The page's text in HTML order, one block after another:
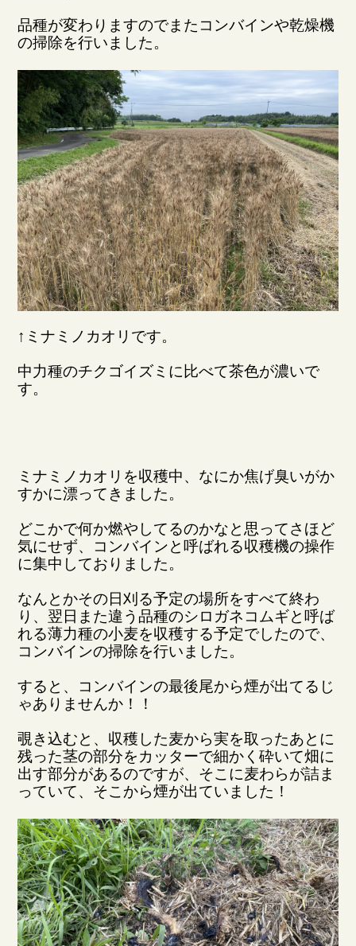
品種が変わりますのでまたコンバインや乾燥機
の掃除を行いました。
↑ミナミノカオリです。
中力種のチクゴイズミに比べて茶色が濃いで
す。
ミナミノカオリを収穫中、なにか焦げ臭いがか
すかに漂ってきました。
どこかで何か燃やしてるのかなと思ってさほど
気にせず、コンバインと呼ばれる収穫機の操作
に集中しておりました。
なんとかその日刈る予定の場所をすべて終わ
り、翌日また違う品種のシロガネコムギと呼ば
れる薄力種の小麦を収穫する予定でしたので、
コンバインの掃除を行いました。
すると、コンバインの最後尾から煙が出てるじ
ゃありませんか！！
覗き込むと、収穫した麦から実を取ったあとに
残った茎の部分をカッターで細かく砕いて畑に
出す部分があるのですが、そこに麦わらが詰ま
っていて、そこから煙が出ていました！